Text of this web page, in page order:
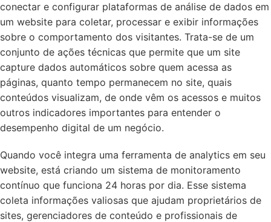
conectar e configurar plataformas de análise de dados em
um website para coletar, processar e exibir informações
sobre o comportamento dos visitantes. Trata-se de um
conjunto de ações técnicas que permite que um site
capture dados automáticos sobre quem acessa as
páginas, quanto tempo permanecem no site, quais
conteúdos visualizam, de onde vêm os acessos e muitos
outros indicadores importantes para entender o
desempenho digital de um negócio.
Quando você integra uma ferramenta de analytics em seu
website, está criando um sistema de monitoramento
contínuo que funciona 24 horas por dia. Esse sistema
coleta informações valiosas que ajudam proprietários de
sites, gerenciadores de conteúdo e profissionais de